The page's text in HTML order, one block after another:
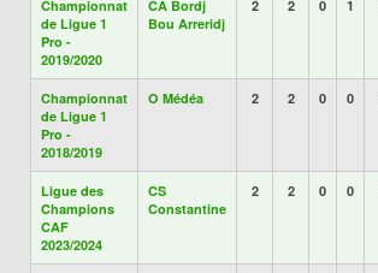
Championnat
de Ligue 1
Pro -
2019/2020
CA Bordj
Bou Arreridj
2 2 0 1
Championnat
de Ligue 1
Pro -
2018/2019
O Médéa 2 2 0 0
Ligue des
Champions
CAF
2023/2024
CS
Constantine
2 2 0 0